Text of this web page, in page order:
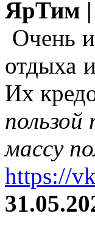
ЯрТим |
Очень
отдыха
Их
пользой
массу
https://